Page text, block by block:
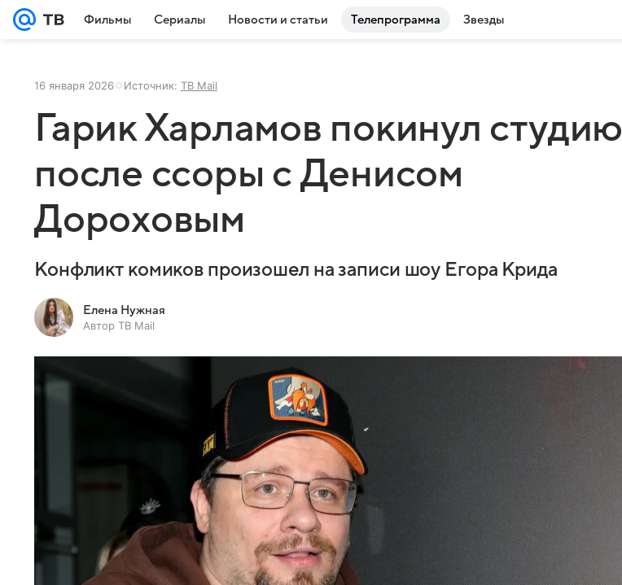
Фильмы Сериалы Новости и статьи Телепрограмма Звезды
16 января 2026 Источник: ТВ Mail
Гарик Харламов покинул студию
после ссоры с Денисом
Дороховым
Конфликт комиков произошел на записи шоу Егора Крида
Елена Нужная
Автор ТВ Mail